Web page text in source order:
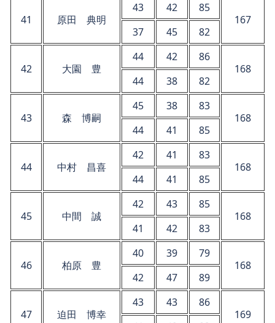
41 原田 典明
43 42
85
167
37
45 82
42 大園 豊
44 42
86
168
44
38 82
43 森 博嗣
45 38
83
168
44
41 85
44 中村 昌喜
42 41
83
168
44
41 85
45 中間 誠
42 43
85
168
41
42 83
46 柏原 豊
40 39
79
168
42
47 89
47 迫田 博幸
43 43
86
169